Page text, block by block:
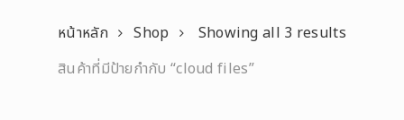
Showing all 3 results
หน้าหลัก
Shop
สินค้าที่มีป้ายกำกับ “cloud files”